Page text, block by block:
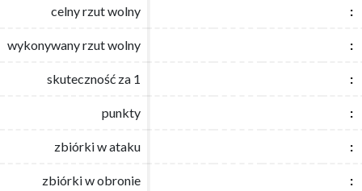
celny rzut wolny :
wykonywany rzut wolny :
skuteczność za 1 :
punkty :
zbiórki w ataku :
zbiórki w obronie :
celny rzut wolny :
wykonywany rzut wolny :
skuteczność za 1 :
punkty :
zbiórki w ataku :
zbiórki w obronie :